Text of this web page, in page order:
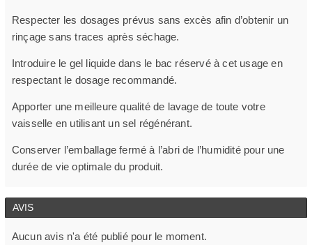
Respecter les dosages prévus sans excès afin d’obtenir un
rinçage sans traces après séchage.
Introduire le gel liquide dans le bac réservé à cet usage en
respectant le dosage recommandé.
Apporter une meilleure qualité de lavage de toute votre
vaisselle en utilisant un sel régénérant.
Conserver l’emballage fermé à l’abri de l’humidité pour une
durée de vie optimale du produit.
AVIS
Aucun avis n'a été publié pour le moment.